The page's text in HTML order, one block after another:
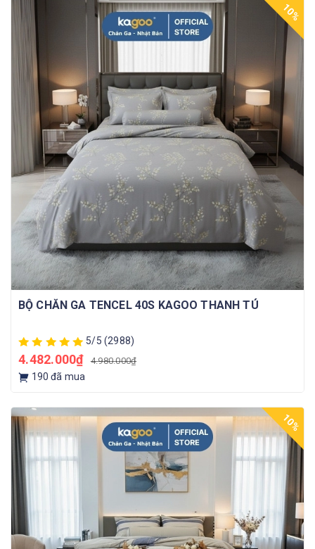
10%
BỘ CHĂN GA TENCEL 40S KAGOO THANH TÚ
5/5 (2988)
4.482.000₫ 4.980.000₫
190 đã mua
10%